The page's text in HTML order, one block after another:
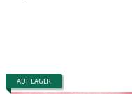
AUF LAGER